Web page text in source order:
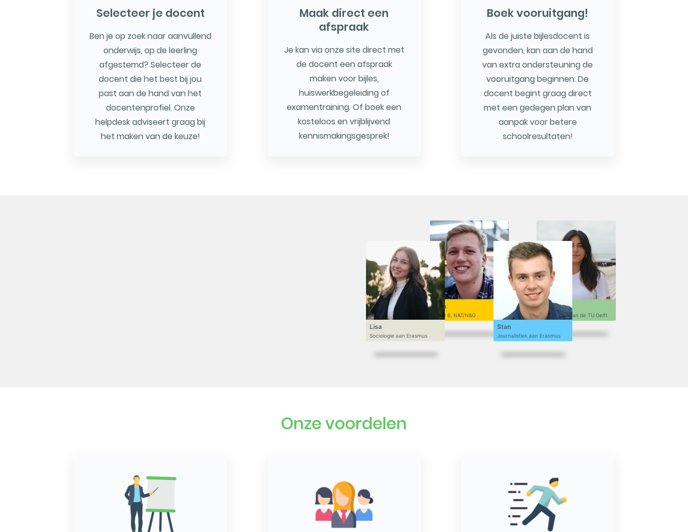
Selecteer je docent
Ben je op zoek naar aanvullend
onderwijs, op de leerling
afgestemd? Selecteer de
docent die het best bij jou
past aan de hand van het
docentenprofiel. Onze
helpdesk adviseert graag bij
het maken van de keuze!
Maak direct een
afspraak
Je kan via onze site direct met
de docent een afspraak
maken voor bijles,
huiswerkbegeleiding of
examentraining. Of boek een
kosteloos en vrijblijvend
kennismakingsgesprek!
Boek vooruitgang!
Als de juiste bijlesdocent is
gevonden, kan aan de hand
van extra ondersteuning de
vooruitgang beginnen. De
docent begint graag direct
met een gedegen plan van
aanpak voor betere
schoolresultaten!
Niek
VWO 6, N&T/N&G
Lisa
Sociologie aan Erasmus
Sofi
Ontwerpen aan de TU Delft
Stan
Journalistiek aan Erasmus
Onze voordelen